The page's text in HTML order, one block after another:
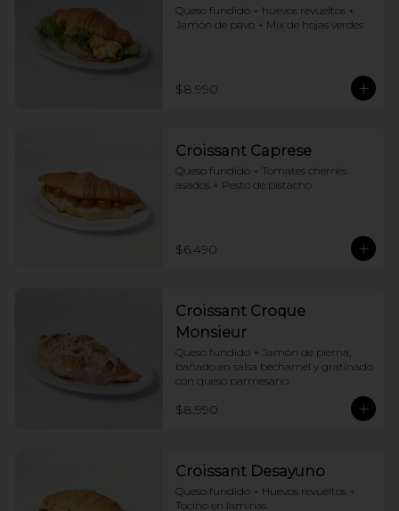
Queso fundido + huevos revueltos +
Jamón de pavo + Mix de hojas verdes
$8.990
Croissant Caprese
Queso fundido + Tomates cherries
asados + Pesto de pistacho
$6.490
Croissant Croque
Monsieur
Queso fundido + Jamón de pierna,
bañado en salsa bechamel y gratinado
con queso parmesano
$8.990
Croissant Desayuno
Queso fundido + Huevos revueltos +
Tocino en laminas